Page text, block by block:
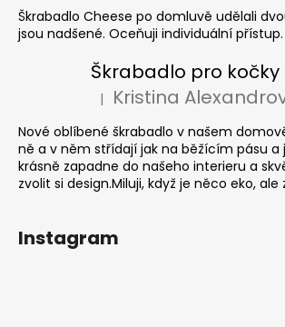
Škrabadlo Cheese po domluvě udělali
jsou nadšené. Oceňuji individuální přístup.
Hodnocení produktu je 5 z 5
| Kristina
Nové oblíbené škrabadlo v našem
ně a v něm střídají jak na běžícím pásu a
krásně zapadne do našeho interieru a
zvolit si design.Miluji, když je něco eko, ale
Instagram